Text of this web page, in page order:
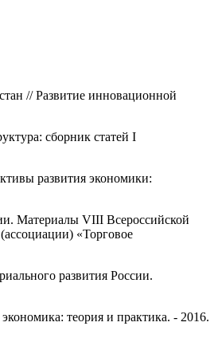
// Развитие инновационной
сборник статей I
развития экономики:
Материалы VIII Всероссийской
«Торговое
развития России.
теория и практика. - 2016.